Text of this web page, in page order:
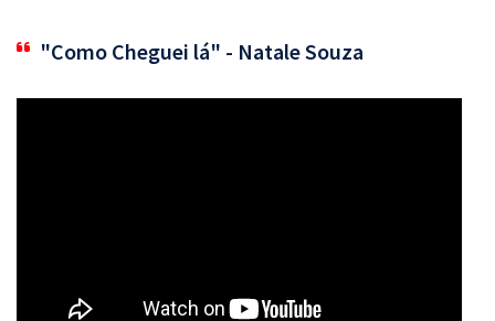
"Como Cheguei lá" - Natale Souza